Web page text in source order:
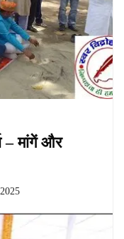
– मांगें और